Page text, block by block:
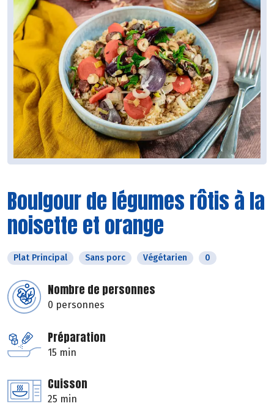
Boulgour de légumes rôtis à la
noisette et orange
Plat Principal Sans porc Végétarien 0
Nombre de personnes
0 personnes
Préparation
15 min
Cuisson
25 min